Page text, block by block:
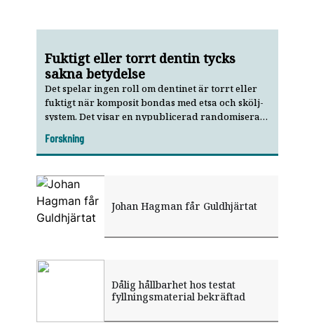
Fuktigt eller torrt dentin tycks
sakna betydelse
Det spelar ingen roll om dentinet är torrt eller
fuktigt när komposit bondas med etsa och skölj-
system. Det visar en nypublicerad randomiserad
Forskning
Johan Hagman får Guldhjärtat
Dålig hållbarhet hos testat
fyllningsmaterial bekräftad